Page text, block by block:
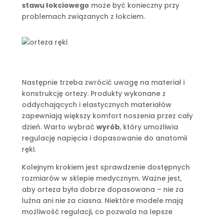
stawu łokciowego może być konieczny przy
problemach związanych z łokciem.
Następnie trzeba zwrócić uwagę na materiał i
konstrukcję ortezy. Produkty wykonane z
oddychających i elastycznych materiałów
zapewniają większy komfort noszenia przez cały
dzień. Warto wybrać wyrób, który umożliwia
regulację napięcia i dopasowanie do anatomii
ręki.
Kolejnym krokiem jest sprawdzenie dostępnych
rozmiarów w sklepie medycznym. Ważne jest,
aby orteza była dobrze dopasowana – nie za
luźna ani nie za ciasna. Niektóre modele mają
możliwość regulacji, co pozwala na lepsze